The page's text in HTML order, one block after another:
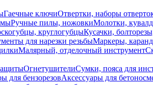
Гаечные ключиОтвертки, наборы
Ручные пилы, ножовкиМолотки,
круглогубцыКусачки,
для нарезки резьбыМаркеры,
Малярный, отделочный инструмент
ОгнетушителиСумки, пояса для
для бензорезовАксессуары для